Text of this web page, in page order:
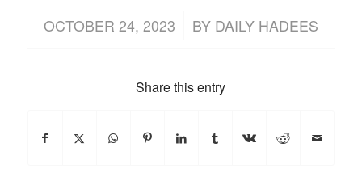
OCTOBER 24, 2023
/ BY DAILY HADEES
Share this entry